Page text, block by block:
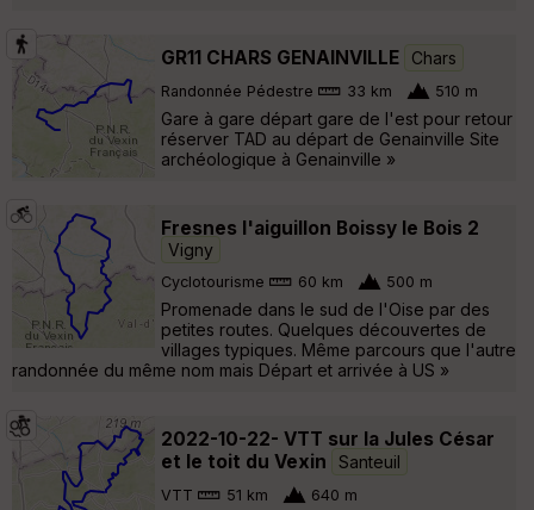
GR11 CHARS GENAINVILLE Chars
Randonnée Pédestre 33 km 510 m
Gare à gare départ gare de l'est pour retour
réserver TAD au départ de Genainville Site
archéologique à Genainville »
Fresnes l'aiguillon Boissy le Bois 2
Vigny
Cyclotourisme 60 km 500 m
Promenade dans le sud de l'Oise par des
petites routes. Quelques découvertes de
villages typiques. Même parcours que l'autre
randonnée du même nom mais Départ et arrivée à US »
2022-10-22- VTT sur la Jules César
et le toit du Vexin
Santeuil
VTT 51 km 640 m